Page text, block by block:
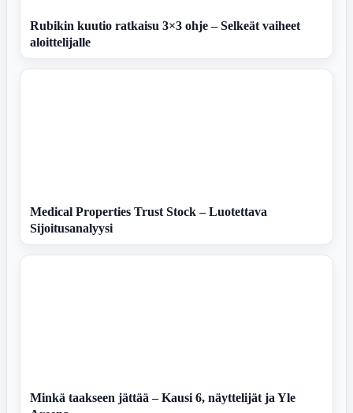
Rubikin kuutio ratkaisu 3×3 ohje – Selkeät vaiheet
aloittelijalle
Medical Properties Trust Stock – Luotettava
Sijoitusanalyysi
Minkä taakseen jättää – Kausi 6, näyttelijät ja Yle